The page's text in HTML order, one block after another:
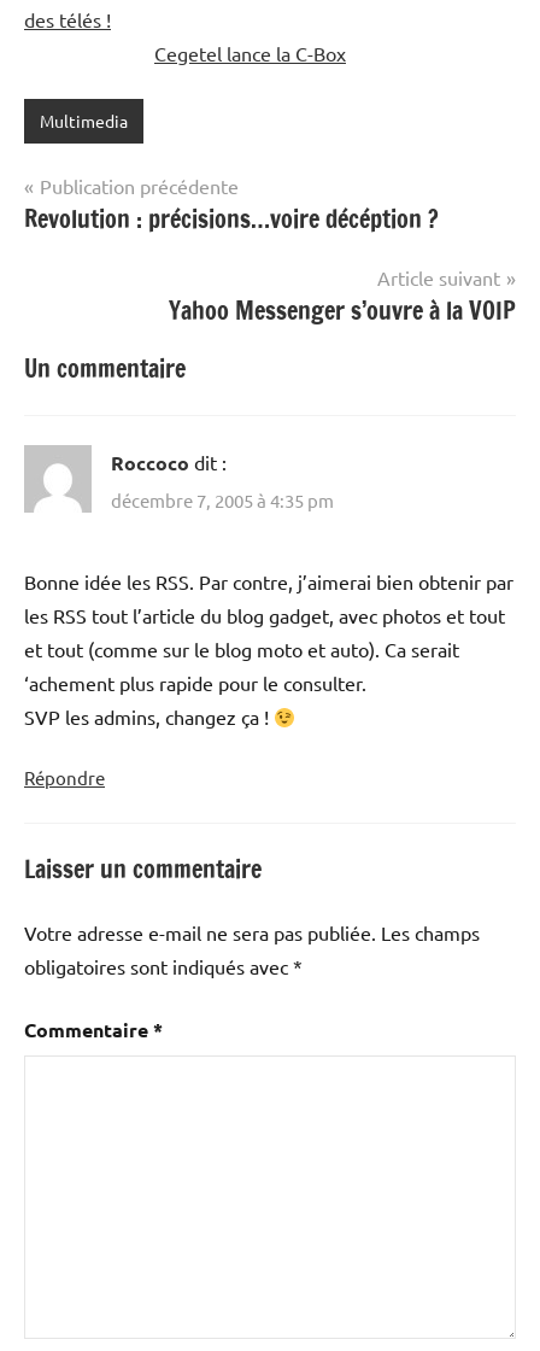
des télés !
Cegetel lance la C-Box
Multimedia
Navigation
de
Publication précédente
Revolution : précisions…voire décéption ?
Article suivant
Yahoo Messenger s’ouvre à la VOIP
Un commentaire
Roccoco dit :
décembre 7, 2005 à 4:35 pm
Bonne idée les RSS. Par contre, j’aimerai bien obtenir par
les RSS tout l’article du blog gadget, avec photos et tout
et tout (comme sur le blog moto et auto). Ca serait
‘achement plus rapide pour le consulter.
SVP les admins, changez ça !
Répondre
Laisser un commentaire
Votre adresse e-mail ne sera pas publiée. Les champs
obligatoires sont indiqués avec *
Commentaire*